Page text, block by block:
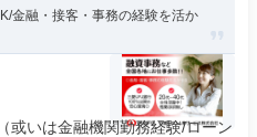
金融・接客・事務の経験を活か
或いは金融機関勤務経験/ローン